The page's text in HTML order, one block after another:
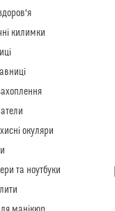
килимки
окуляри
та ноутбуки